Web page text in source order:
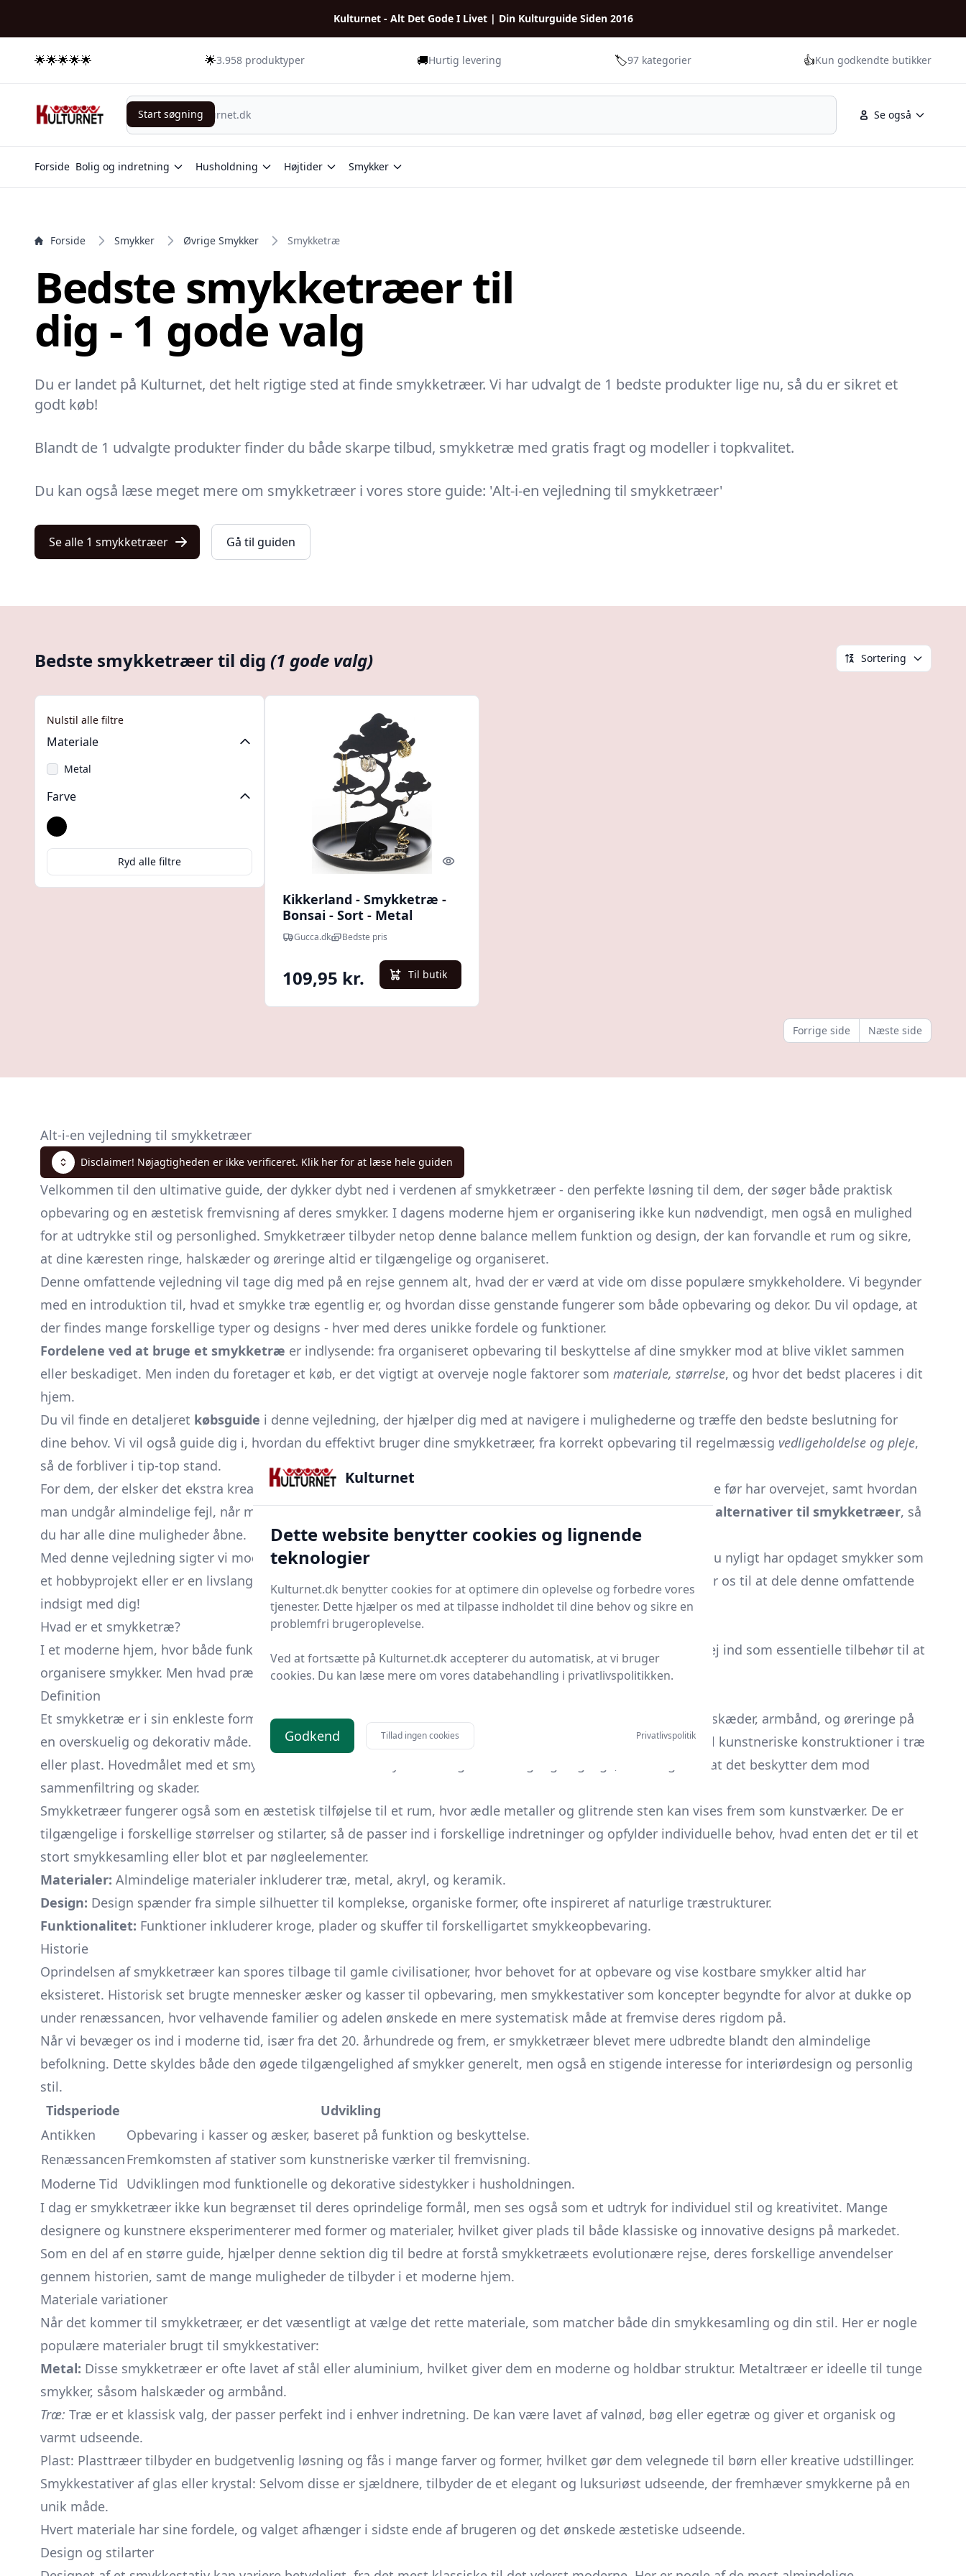
Kulturnet - Alt Det Gode I Livet | Din Kulturguide Siden 2016
🌟🌟🌟🌟🌟 🌟3.958 produktyper 🚚Hurtig levering 🏷️97 kategorier 👍Kun godkendte butikker
Se også
Start søgning
Start søgning
Forside Bolig og indretning Husholdning Højtider Smykker
Forside Smykker Øvrige Smykker Smykketræ
Bedste smykketræer til
dig - 1 gode valg
Du er landet på Kulturnet, det helt rigtige sted at finde smykketræer. Vi har udvalgt de 1 bedste produkter lige nu, så du er sikret et
godt køb!
Blandt de 1 udvalgte produkter finder du både skarpe tilbud, smykketræ med gratis fragt og modeller i topkvalitet.
Du kan også læse meget mere om smykketræer i vores store guide: 'Alt-i-en vejledning til smykketræer'
Se alle 1 smykketræer Gå til guiden
Bedste smykketræer til dig (1 gode valg) Sortering
Nulstil alle filtre
Materiale
Metal
Farve
Sort
Ryd alle filtre Quick look
Kikkerland - Smykketræ -
Bonsai - Sort - Metal
Gucca.dk Bedste pris
109,95 kr. Til butik
Forrige side Næste side
Alt-i-en vejledning til smykketræer
Disclaimer! Nøjagtigheden er ikke verificeret. Klik her for at læse hele guiden
Velkommen til den ultimative guide, der dykker dybt ned i verdenen af smykketræer - den perfekte løsning til dem, der søger både praktisk
opbevaring og en æstetisk fremvisning af deres smykker. I dagens moderne hjem er organisering ikke kun nødvendigt, men også en mulighed
for at udtrykke stil og personlighed. Smykketræer tilbyder netop denne balance mellem funktion og design, der kan forvandle et rum og sikre,
at dine kæresten ringe, halskæder og øreringe altid er tilgængelige og organiseret.
Denne omfattende vejledning vil tage dig med på en rejse gennem alt, hvad der er værd at vide om disse populære smykkeholdere. Vi begynder
med en introduktion til, hvad et smykke træ egentlig er, og hvordan disse genstande fungerer som både opbevaring og dekor. Du vil opdage, at
der findes mange forskellige typer og designs - hver med deres unikke fordele og funktioner.
Fordelene ved at bruge et smykketræ er indlysende: fra organiseret opbevaring til beskyttelse af dine smykker mod at blive viklet sammen
eller beskadiget. Men inden du foretager et køb, er det vigtigt at overveje nogle faktorer som materiale, størrelse, og hvor det bedst placeres i dit
hjem.
Du vil finde en detaljeret købsguide i denne vejledning, der hjælper dig med at navigere i mulighederne og træffe den bedste beslutning for
dine behov. Vi vil også guide dig i, hvordan du effektivt bruger dine smykketræer, fra korrekt opbevaring til regelmæssig vedligeholdelse og pleje,
så de forbliver i tip-top stand.
For dem, der elsker det ekstra kreative, omtaler vi også måder at anvende smykketræer på, som du måske ikke før har overvejet, samt hvordan
man undgår almindelige fejl, når man bruger dem. Der vil også være indblik i avancerede teknikker og muligealternativer til smykketræer, så
du har alle dine muligheder åbne.
Med denne vejledning sigter vi mod at klæde dig på med viden, der gør dig til en smykketræ-ekspert. Så om du nyligt har opdaget smykker som
et hobbyprojekt eller er en livslang samler, vil du kunne få nytte af de råd og data, vi har sammensat. Vi glæder os til at dele denne omfattende
indsigt med dig!
Hvad er et smykketræ?
I et moderne hjem, hvor både funktionalitet og æstetik spiller centrale roller, har smykketræer fundet deres vej ind som essentielle tilbehør til at
organisere smykker. Men hvad præcist er et smykketræ, og hvordan har det udviklet sig gennem tiden?
Definition
Et smykketræ er i sin enkleste form et stativ eller en holder designet til at opbevare smykker såsom ringe, halskæder, armbånd, og øreringe på
en overskuelig og dekorativ måde. Disse træer kan variere enormt i design, fra minimalistiske metalstativer til kunstneriske konstruktioner i træ
eller plast. Hovedmålet med et smykketræ er at holde smykkerne organiseret og tilgængelige, samtidig med at det beskytter dem mod
sammenfiltring og skader.
Smykketræer fungerer også som en æstetisk tilføjelse til et rum, hvor ædle metaller og glitrende sten kan vises frem som kunstværker. De er
tilgængelige i forskellige størrelser og stilarter, så de passer ind i forskellige indretninger og opfylder individuelle behov, hvad enten det er til et
stort smykkesamling eller blot et par nøgleelementer.
Materialer: Almindelige materialer inkluderer træ, metal, akryl, og keramik.
Design: Design spænder fra simple silhuetter til komplekse, organiske former, ofte inspireret af naturlige træstrukturer.
Funktionalitet: Funktioner inkluderer kroge, plader og skuffer til forskelligartet smykkeopbevaring.
Historie
Oprindelsen af smykketræer kan spores tilbage til gamle civilisationer, hvor behovet for at opbevare og vise kostbare smykker altid har
eksisteret. Historisk set brugte mennesker æsker og kasser til opbevaring, men smykkestativer som koncepter begyndte for alvor at dukke op
under renæssancen, hvor velhavende familier og adelen ønskede en mere systematisk måde at fremvise deres rigdom på.
Når vi bevæger os ind i moderne tid, især fra det 20. århundrede og frem, er smykketræer blevet mere udbredte blandt den almindelige
befolkning. Dette skyldes både den øgede tilgængelighed af smykker generelt, men også en stigende interesse for interiørdesign og personlig
stil.
Tidsperiode
Udvikling
Antikken
Opbevaring i kasser og æsker, baseret på funktion og beskyttelse.
RenæssancenFremkomsten af stativer som kunstneriske værker til fremvisning.
Moderne Tid Udviklingen mod funktionelle og dekorative sidestykker i husholdningen.
I dag er smykketræer ikke kun begrænset til deres oprindelige formål, men ses også som et udtryk for individuel stil og kreativitet. Mange
designere og kunstnere eksperimenterer med former og materialer, hvilket giver plads til både klassiske og innovative designs på markedet.
Som en del af en større guide, hjælper denne sektion dig til bedre at forstå smykketræets evolutionære rejse, deres forskellige anvendelser
gennem historien, samt de mange muligheder de tilbyder i et moderne hjem.
Materiale variationer
Når det kommer til smykketræer, er det væsentligt at vælge det rette materiale, som matcher både din smykkesamling og din stil. Her er nogle
populære materialer brugt til smykkestativer:
Metal: Disse smykketræer er ofte lavet af stål eller aluminium, hvilket giver dem en moderne og holdbar struktur. Metaltræer er ideelle til tunge
smykker, såsom halskæder og armbånd.
Træ: Træ er et klassisk valg, der passer perfekt ind i enhver indretning. De kan være lavet af valnød, bøg eller egetræ og giver et organisk og
varmt udseende.
Plast: Plasttræer tilbyder en budgetvenlig løsning og fås i mange farver og former, hvilket gør dem velegnede til børn eller kreative udstillinger.
Smykkestativer af glas eller krystal: Selvom disse er sjældnere, tilbyder de et elegant og luksuriøst udseende, der fremhæver smykkerne på en
unik måde.
Hvert materiale har sine fordele, og valget afhænger i sidste ende af brugeren og det ønskede æstetiske udseende.
Design og stilarter
Kulturnet
Dette website benytter cookies og lignende
teknologier
Kulturnet.dk benytter cookies for at optimere din oplevelse og forbedre vores
tjenester. Dette hjælper os med at tilpasse indholdet til dine behov og sikre en
problemfri brugeroplevelse.
Ved at fortsætte på Kulturnet.dk accepterer du automatisk, at vi bruger
cookies. Du kan læse mere om vores databehandling i privatlivspolitikken.
Godkend Tillad ingen cookies Privatlivspolitik